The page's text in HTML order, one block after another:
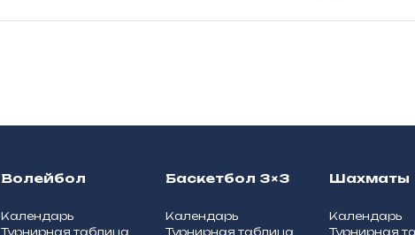
Волейбол
Календарь
Турнирная таблица
Баскетбол 3×3
Календарь
Турнирная таблица
Шахматы
Календарь
Турнирная